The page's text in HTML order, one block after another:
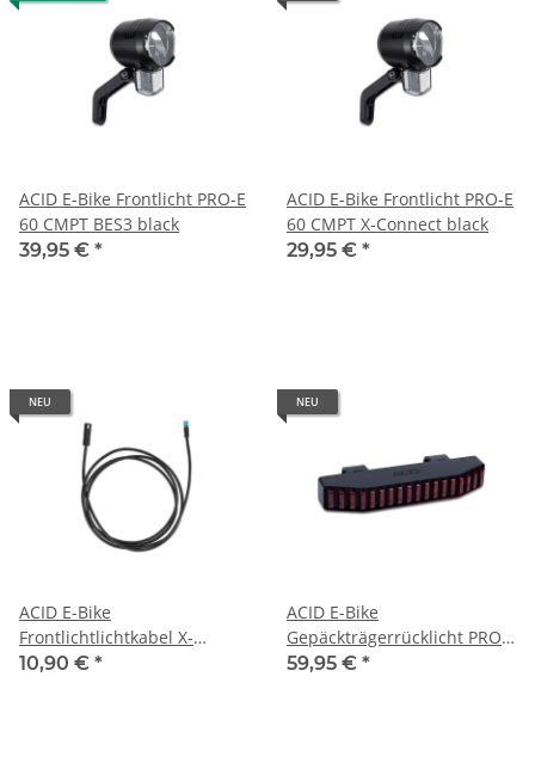
ACID E-Bike Frontlicht PRO-E
60 CMPT BES3 black
39,95 € *
ACID E-Bike Frontlicht PRO-E
60 CMPT X-Connect black
29,95 € *
NEU
ACID E-Bike
Frontlichtlichtkabel X-
Connect - Bosch BES3 black
10,90 € *
NEU
ACID E-Bike
Gepäckträgerrücklicht PRO-
E HPA BES3 black
59,95 € *